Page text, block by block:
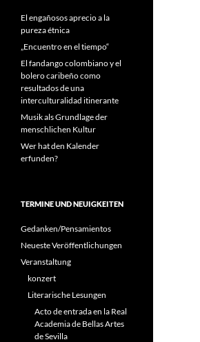
El engañosos aprecio a la
pureza étnica
„Encuentro en el tiempo“
El fandango colombiano y el
bolero caribeño como
resultados de una
interculturalidad itinerante
Musik als Grundlage der
menschlichen Kultur
Wer hat den Kalender
erfunden?
TERMINE UND NEUIGKEITEN
Gedanken/Pensamientos
Neueste Veröffentlichungen
Veranstaltung
konzert
Literarische Lesungen
Acto de entrada en la Real
Academia de Bellas Artes
de Sevilla